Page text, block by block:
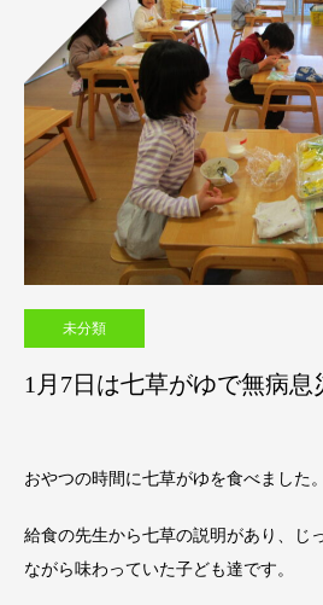
未分類
1月7日は七草がゆで無病息
おやつの時間に七草がゆを食べました。
給食の先生から七草の説明があり、じ
ながら味わっていた子ども達です。